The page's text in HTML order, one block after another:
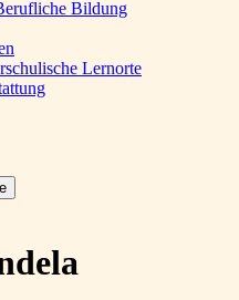
Bildung
Lernorte